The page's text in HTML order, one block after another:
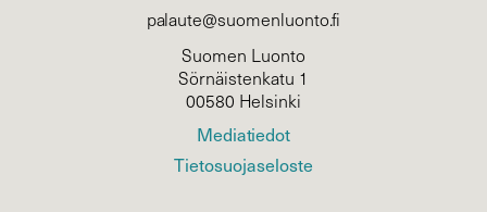
palaute@suomenluonto.fi
Suomen Luonto
Sörnäistenkatu 1
00580 Helsinki
Mediatiedot
Tietosuojaseloste